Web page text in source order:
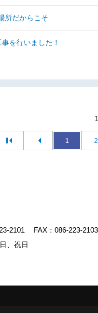
所だからこそ
を行いました！
1 2
2101
FAX：086-223-2103
、祝日